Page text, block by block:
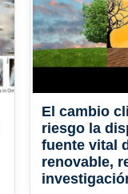
El cambio
riesgo la
fuente vital
renovable,